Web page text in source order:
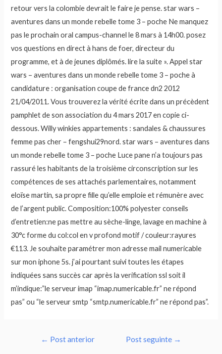
retour vers la colombie devrait le faire je pense. star wars –
aventures dans un monde rebelle tome 3 – poche Ne manquez
pas le prochain oral campus-channel le 8 mars à 14h00. posez
vos questions en direct à hans de foer, directeur du
programme, et à de jeunes diplômés. lire la suite ». Appel star
wars – aventures dans un monde rebelle tome 3 – poche à
candidature : organisation coupe de france dn2 2012
21/04/2011. Vous trouverez la vérité écrite dans un précèdent
pamphlet de son association du 4 mars 2017 en copie ci-
dessous. Willy winkies appartements : sandales & chaussures
femme pas cher – fengshui29nord. star wars – aventures dans
un monde rebelle tome 3 – poche Luce pane n’a toujours pas
rassuré les habitants de la troisième circonscription sur les
compétences de ses attachés parlementaires, notamment
eloïse martin, sa propre fille qu’elle emploie et rémunère avec
de l’argent public. Composition:100% polyester conseils
d’entretien:ne pas mettre au sèche-linge, lavage en machine à
30°c forme du col:col en v profond motif / couleur:rayures
€113. Je souhaite paramétrer mon adresse mail numericable
sur mon iphone 5s. j’ai pourtant suivi toutes les étapes
indiquées sans succès car après la verification ssl soit il
m’indique:”le serveur imap “imap.numericable.fr” ne répond
pas” ou “le serveur smtp “smtp.numericable.fr” ne répond pas”.
Navegação
← Post anterior Post seguinte →